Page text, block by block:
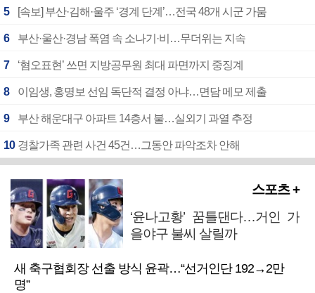
5 [속보] 부산·김해·울주 ‘경계 단계’…전국 48개 시군 가뭄
6 부산·울산·경남 폭염 속 소나기·비…무더위는 지속
7 ‘혐오표현’ 쓰면 지방공무원 최대 파면까지 중징계
8 이임생, 홍명보 선임 독단적 결정 아냐…면담 메모 제출
9 부산 해운대구 아파트 14층서 불…실외기 과열 추정
10 경찰가족 관련 사건 45건…그동안 파악조차 안해
스포츠 +
‘윤나고황’ 꿈틀댄다…거인 가
을야구 불씨 살릴까
새 축구협회장 선출 방식 윤곽…“선거인단 192→2만
명”